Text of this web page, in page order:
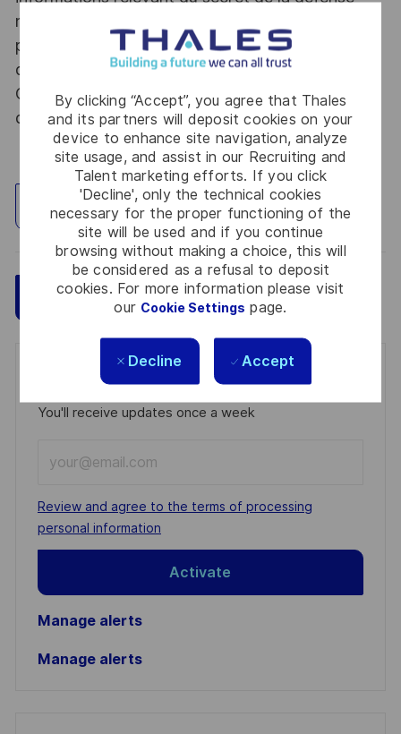
By clicking “Accept”, you agree that Thales
and its partners will deposit cookies on your
device to enhance site navigation, analyze
site usage, and assist in our Recruiting and
Talent marketing efforts. If you click
'Decline', only the technical cookies
necessary for the proper functioning of the
site will be used and if you continue
browsing without making a choice, this will
be considered as a refusal to deposit
cookies. For more information please visit
our Cookie Settings page.
Decline Accept
nationale, la personne retenue fera l'objet d'une
procédure d’habilitation, conformément aux
dispositions des articles R.2311-1 et suivants du
Code de la défense et de l’IGI 1300 SGDSN/PSE
du 09 août 2021.
Explore Location
Apply Now Save
Get notified for similar jobs
You'll receive updates once a week
Email
address
(Required)
Required
Review and agree to the terms of processing
personal information
Activate
Manage alerts
Manage alerts